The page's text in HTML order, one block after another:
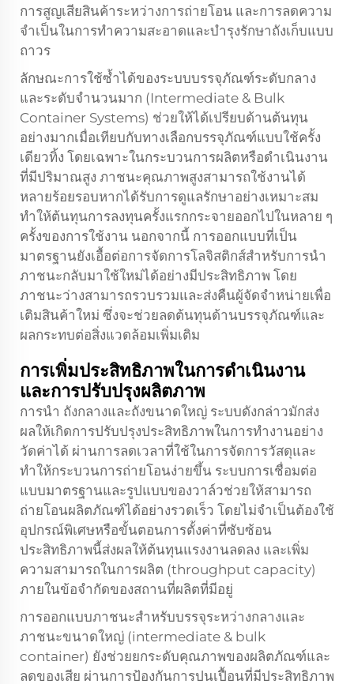
การสูญเสียสินค้าระหว่างการถ่ายโอน และการลดความ
จำเป็นในการทำความสะอาดและบำรุงรักษาถังเก็บแบบ
ถาวร
ลักษณะการใช้ซ้ำได้ของระบบบรรจุภัณฑ์ระดับกลาง
และระดับจำนวนมาก (Intermediate & Bulk
Container Systems) ช่วยให้ได้เปรียบด้านต้นทุน
อย่างมากเมื่อเทียบกับทางเลือกบรรจุภัณฑ์แบบใช้ครั้ง
เดียวทิ้ง โดยเฉพาะในกระบวนการผลิตหรือดำเนินงาน
ที่มีปริมาณสูง ภาชนะคุณภาพสูงสามารถใช้งานได้
หลายร้อยรอบหากได้รับการดูแลรักษาอย่างเหมาะสม
ทำให้ต้นทุนการลงทุนครั้งแรกกระจายออกไปในหลาย ๆ
ครั้งของการใช้งาน นอกจากนี้ การออกแบบที่เป็น
มาตรฐานยังเอื้อต่อการจัดการโลจิสติกส์สำหรับการนำ
ภาชนะกลับมาใช้ใหม่ได้อย่างมีประสิทธิภาพ โดย
ภาชนะว่างสามารถรวบรวมและส่งคืนผู้จัดจำหน่ายเพื่อ
เติมสินค้าใหม่ ซึ่งจะช่วยลดต้นทุนด้านบรรจุภัณฑ์และ
ผลกระทบต่อสิ่งแวดล้อมเพิ่มเติม
การเพิ่มประสิทธิภาพในการดำเนินงาน
และการปรับปรุงผลิตภาพ
การนำ ถังกลางและถังขนาดใหญ่ ระบบดังกล่าวมักส่ง
ผลให้เกิดการปรับปรุงประสิทธิภาพในการทำงานอย่าง
วัดค่าได้ ผ่านการลดเวลาที่ใช้ในการจัดการวัสดุและ
ทำให้กระบวนการถ่ายโอนง่ายขึ้น ระบบการเชื่อมต่อ
แบบมาตรฐานและรูปแบบของวาล์วช่วยให้สามารถ
ถ่ายโอนผลิตภัณฑ์ได้อย่างรวดเร็ว โดยไม่จำเป็นต้องใช้
อุปกรณ์พิเศษหรือขั้นตอนการตั้งค่าที่ซับซ้อน
ประสิทธิภาพนี้ส่งผลให้ต้นทุนแรงงานลดลง และเพิ่ม
ความสามารถในการผลิต (throughput capacity)
ภายในข้อจำกัดของสถานที่ผลิตที่มีอยู่
การออกแบบภาชนะสำหรับบรรจุระหว่างกลางและ
ภาชนะขนาดใหญ่ (intermediate & bulk
container) ยังช่วยยกระดับคุณภาพของผลิตภัณฑ์และ
ลดของเสีย ผ่านการป้องกันการปนเปื้อนที่มีประสิทธิภาพ